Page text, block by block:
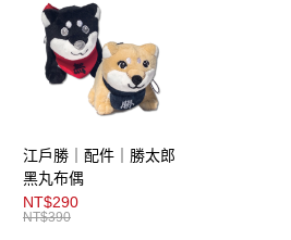
LINE Pay
AFTEE先享後付
【關於「AFTEE先享後付」】
便利好安心！
１．簡單：不需註冊會員、不需綁卡、不需儲
２．便利：只要手機號碼，簡訊認證，即可結
３．安心：先確認商品／服務後，再付款。
運送方式
全家取貨付款
江戶勝｜配件｜勝太郎
黑丸布偶
NT$290
NT$390